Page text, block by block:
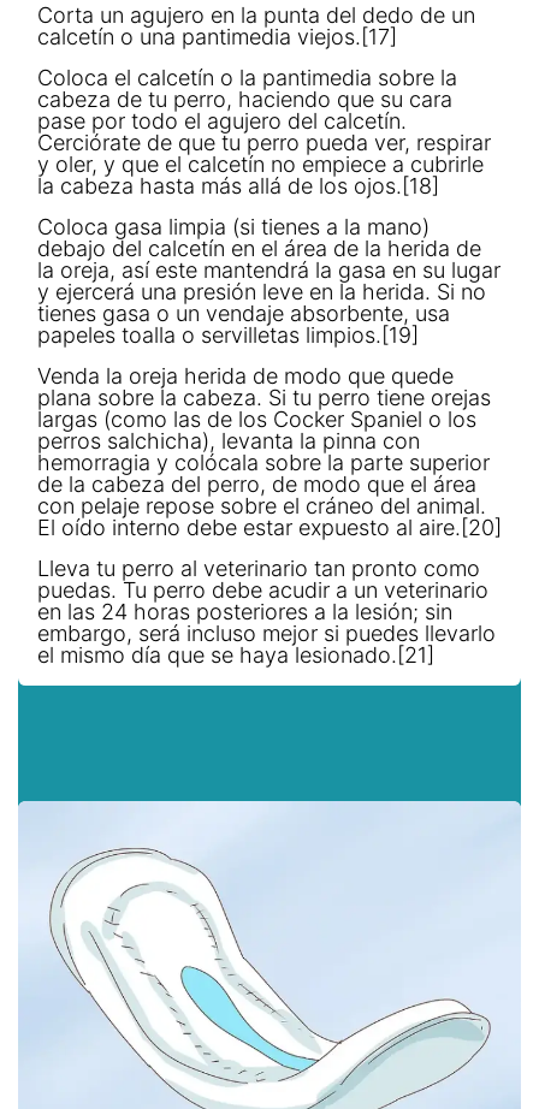
Corta un agujero en la punta del dedo de un
calcetín o una pantimedia viejos.[17]
Coloca el calcetín o la pantimedia sobre la
cabeza de tu perro, haciendo que su cara
pase por todo el agujero del calcetín.
Cerciórate de que tu perro pueda ver, respirar
y oler, y que el calcetín no empiece a cubrirle
la cabeza hasta más allá de los ojos.[18]
Coloca gasa limpia (si tienes a la mano)
debajo del calcetín en el área de la herida de
la oreja, así este mantendrá la gasa en su lugar
y ejercerá una presión leve en la herida. Si no
tienes gasa o un vendaje absorbente, usa
papeles toalla o servilletas limpios.[19]
Venda la oreja herida de modo que quede
plana sobre la cabeza. Si tu perro tiene orejas
largas (como las de los Cocker Spaniel o los
perros salchicha), levanta la pinna con
hemorragia y colócala sobre la parte superior
de la cabeza del perro, de modo que el área
con pelaje repose sobre el cráneo del animal.
El oído interno debe estar expuesto al aire.[20]
Lleva tu perro al veterinario tan pronto como
puedas. Tu perro debe acudir a un veterinario
en las 24 horas posteriores a la lesión; sin
embargo, será incluso mejor si puedes llevarlo
el mismo día que se haya lesionado.[21]